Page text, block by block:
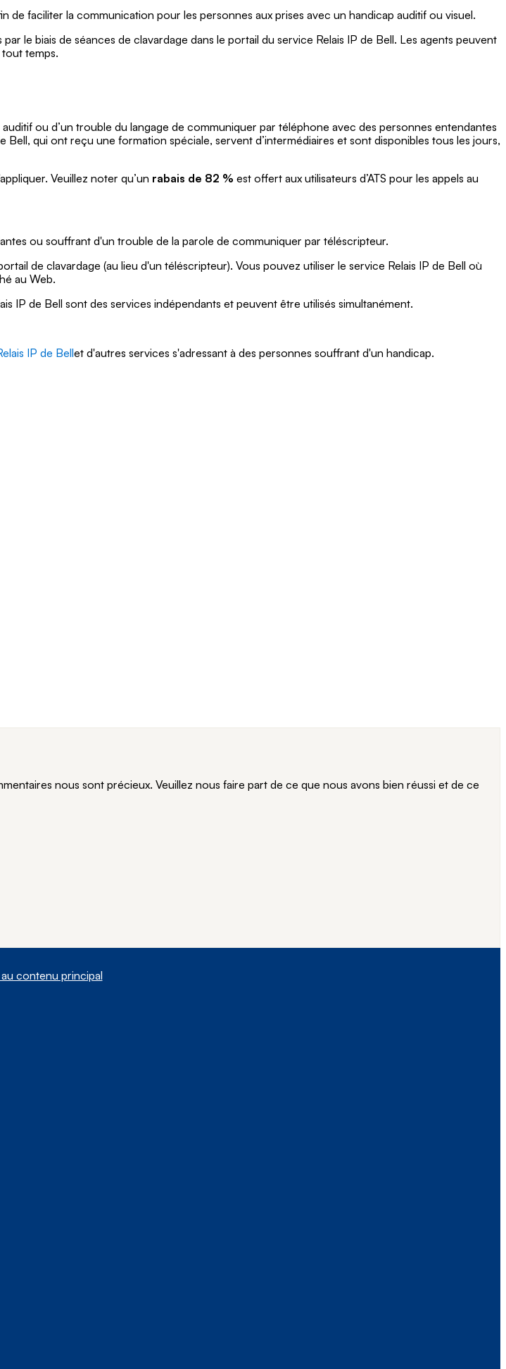
Ontario
Île-
Saskatchewan
faciliter la communication pour les personnes aux prises avec un handicap auditif ou visuel.
le biais de séances de clavardage dans le portail du service Relais IP de Bell. Les agents peuvent
temps.
ou d’un trouble du langage de communiquer par téléphone avec des personnes entendantes
Bell, qui ont reçu une formation spéciale, servent d’intermédiaires et sont disponibles tous les jours,
Veuillez noter qu’un rabais de 82 % est offert aux utilisateurs d’ATS pour les appels au
ou souffrant d'un trouble de la parole de communiquer par téléscripteur.
de clavardage (au lieu d'un téléscripteur). Vous pouvez utiliser le service Relais IP de Bell où
au Web.
IP de Bell sont des services indépendants et peuvent être utilisés simultanément.
IP de Bellet d'autres services s'adressant à des personnes souffrant d'un handicap.
nous sont précieux. Veuillez nous faire part de ce que nous avons bien réussi et de ce
contenu principal